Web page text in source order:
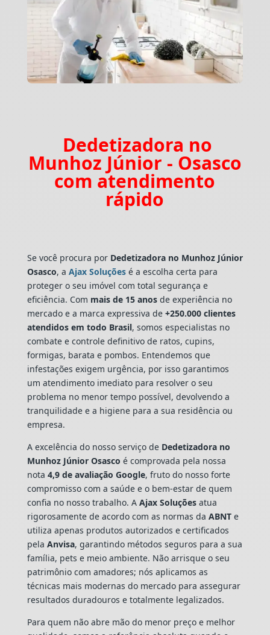
Dedetizadora no
Munhoz Júnior - Osasco
com atendimento
rápido
Se você procura por Dedetizadora no Munhoz Júnior
Osasco, a Ajax Soluçõesé a escolha certa para
proteger o seu imóvel com total segurança e
eficiência. Com mais de 15 anosde experiência no
mercado e a marca expressiva de+250.000 clientes
atendidos em todo Brasil, somos especialistas no
combate e controle definitivo de ratos, cupins,
formigas, barata e pombos. Entendemos que
infestações exigem urgência, por isso garantimos
um atendimento imediato para resolver o seu
problema no menor tempo possível, devolvendo a
tranquilidade e a higiene para a sua residência ou
empresa.
A excelência do nosso serviço de Dedetizadora no
Munhoz Júnior Osasco é comprovada pela nossa
nota 4,9 de avaliação Google, fruto do nosso forte
compromisso com a saúde e o bem-estar de quem
confia no nosso trabalho. A Ajax Soluçõesatua
rigorosamente de acordo com as normas da ABNTe
utiliza apenas produtos autorizados e certificados
pela Anvisa, garantindo métodos seguros para a sua
família, pets e meio ambiente. Não arrisque o seu
patrimônio com amadores; nós aplicamos as
técnicas mais modernas do mercado para assegurar
resultados duradouros e totalmente legalizados.
Para quem não abre mão do menor preço e melhor